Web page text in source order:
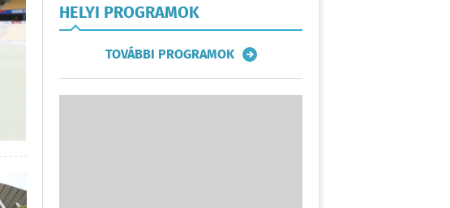
HELYI PROGRAMOK
TOVÁBBI PROGRAMOK